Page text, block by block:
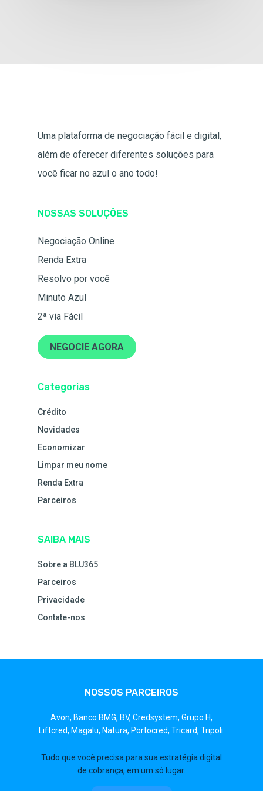
Uma plataforma de negociação fácil e digital,
além de oferecer diferentes soluções para
você ficar no azul o ano todo!
NOSSAS SOLUÇÕES
Negociação Online
Renda Extra
Resolvo por você
Minuto Azul
2ª via Fácil
NEGOCIE AGORA
Categorias
Crédito
Novidades
Economizar
Limpar meu nome
Renda Extra
Parceiros
SAIBA MAIS
Sobre a BLU365
Parceiros
Privacidade
Contate-nos
NOSSOS PARCEIROS
Avon, Banco BMG, BV, Credsystem, Grupo H,
Liftcred, Magalu, Natura, Portocred, Tricard, Tripoli.
Tudo que você precisa para sua estratégia digital
de cobrança, em um só lugar.